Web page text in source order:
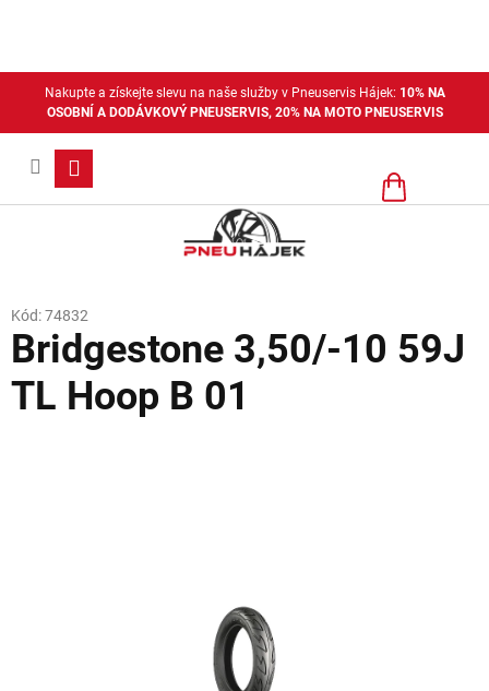
Nakupte a získejte slevu na naše služby v Pneuservis Hájek: 10% NA
OSOBNÍ A DODÁVKOVÝ PNEUSERVIS, 20% NA MOTO PNEUSERVIS
Nákupní
Bridgestone 3,50/-10 59J
TL Hoop B 01
Kód:74832